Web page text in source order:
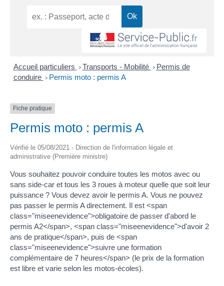
Accueil particuliers > Transports - Mobilité > Permis de
conduire > Permis moto : permis A
Fiche pratique
Permis moto : permis A
Vérifié le 05/08/2021 - Direction de l'information légale et
administrative (Première ministre)
Vous souhaitez pouvoir conduire toutes les motos avec ou
sans side-car et tous les 3 roues à moteur quelle que soit leur
puissance ? Vous devez avoir le permis A. Vous ne pouvez
pas passer le permis A directement. Il est <span
class="miseenevidence">obligatoire de passer d'abord le
permis A2</span>, <span class="miseenevidence">d'avoir 2
ans de pratique</span>, puis de <span
class="miseenevidence">suivre une formation
complémentaire de 7 heures</span> (le prix de la formation
est libre et varie selon les motos-écoles).